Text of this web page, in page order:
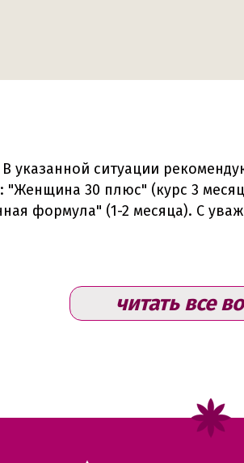
В указанной ситуации
"Женщина 30 плюс" (курс 3
формула" (1-2 месяца). С
читать все